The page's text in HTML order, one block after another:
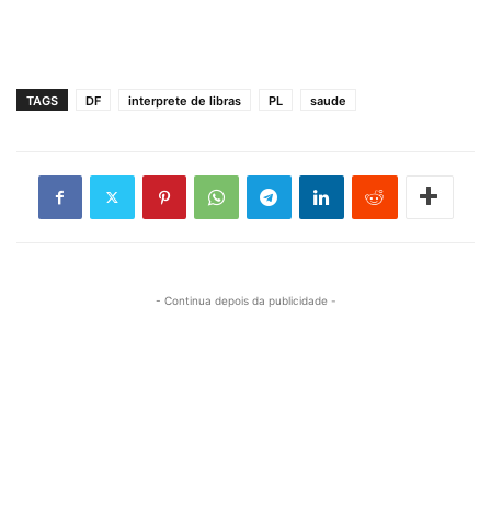
TAGS DF interprete de libras PL saude
- Continua depois da publicidade -